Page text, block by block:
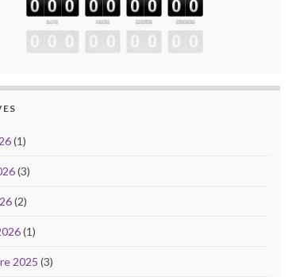
(1)
(3)
(2)
(1)
2025 (3)